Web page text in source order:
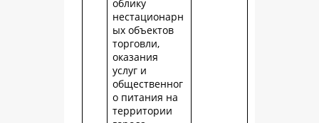
облику
нестационарн
ых объектов
торговли,
оказания
услуг и
общественног
о питания на
территории